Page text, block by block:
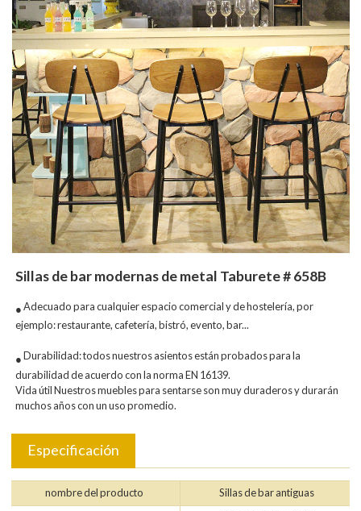
Sillas de bar modernas de metal Taburete # 658B
● Adecuado para cualquier espacio comercial y de hostelería, por
ejemplo: restaurante, cafetería, bistró, evento, bar...
● Durabilidad: todos nuestros asientos están probados para la
durabilidad de acuerdo con la norma EN 16139.
Vida útil Nuestros muebles para sentarse son muy duraderos y durarán
muchos años con un uso promedio.
Especificación
nombre del producto Sillas de bar antiguas